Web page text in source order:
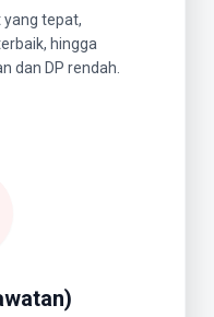
yang tepat,
hingga
dan DP rendah.